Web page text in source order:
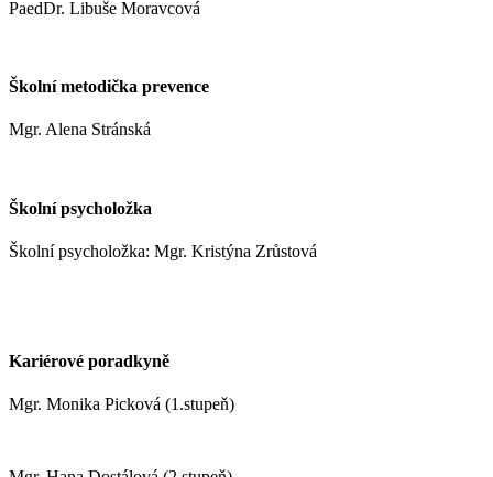
PaedDr. Libuše Moravcová
Školní metodička prevence
Mgr. Alena Stránská
Školní psycholožka
Školní psycholožka: Mgr. Kristýna Zrůstová
Kariérové poradkyně
Mgr. Monika Picková (1.stupeň)